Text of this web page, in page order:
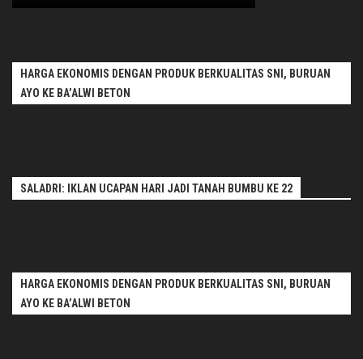
HARGA EKONOMIS DENGAN PRODUK BERKUALITAS SNI, BURUAN
AYO KE BA’ALWI BETON
SALADRI: IKLAN UCAPAN HARI JADI TANAH BUMBU KE 22
HARGA EKONOMIS DENGAN PRODUK BERKUALITAS SNI, BURUAN
AYO KE BA’ALWI BETON